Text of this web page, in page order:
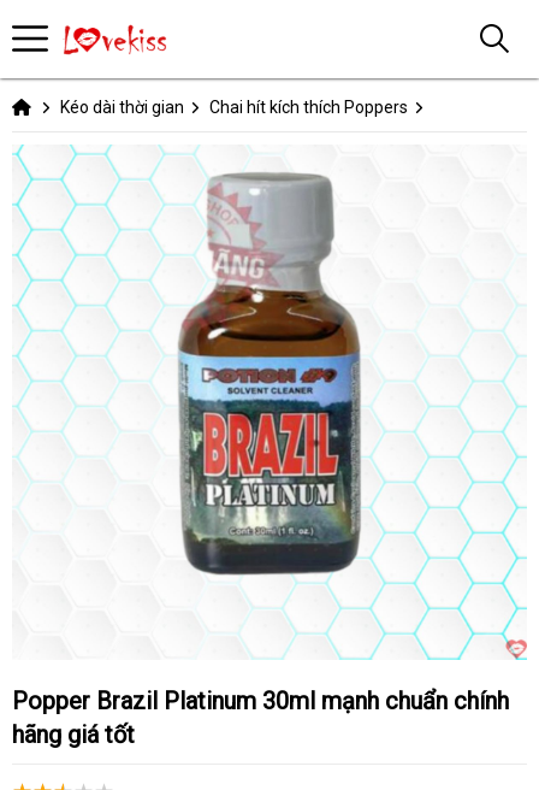
Kéo dài thời gian Chai hít kích thích Poppers
Popper Brazil Platinum 30ml mạnh chuẩn chính
hãng giá tốt